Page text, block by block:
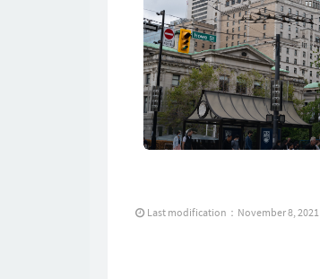
Last modification：November 8, 2021